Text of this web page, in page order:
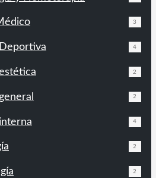
3
4
2
2
4
2
2